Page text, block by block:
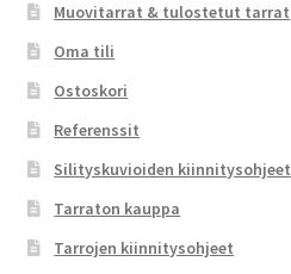
Muovitarrat & tulostetut tarrat
Oma tili
Ostoskori
Referenssit
Silityskuvioiden kiinnitysohjeet
Tarraton kauppa
Tarrojen kiinnitysohjeet